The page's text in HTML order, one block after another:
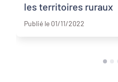
les territoires ruraux
Publié le 01/11/2022